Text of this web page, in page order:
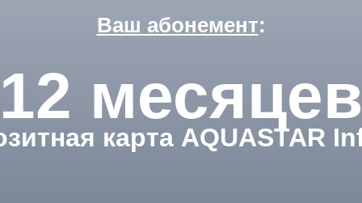
12 месяцев
карта AQUASTAR
Ваш абонемент: